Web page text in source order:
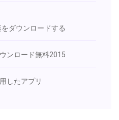
ダウンロードする
ンロード無料2015
したアプリ